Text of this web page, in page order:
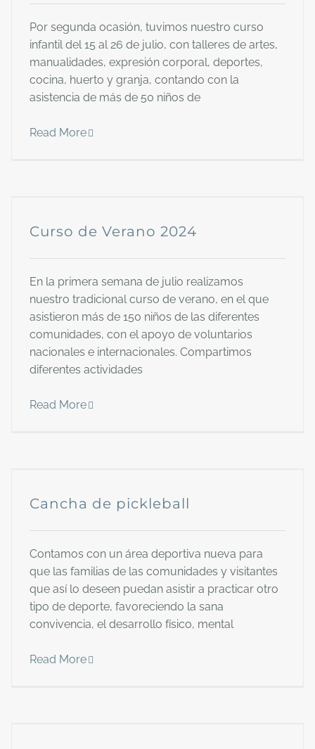
Por segunda ocasión, tuvimos nuestro curso
infantil del 15 al 26 de julio, con talleres de artes,
manualidades, expresión corporal, deportes,
cocina, huerto y granja, contando con la
asistencia de más de 50 niños de
Read More
Curso de Verano 2024
En la primera semana de julio realizamos
nuestro tradicional curso de verano, en el que
asistieron más de 150 niños de las diferentes
comunidades, con el apoyo de voluntarios
nacionales e internacionales. Compartimos
diferentes actividades
Read More
Cancha de pickleball
Contamos con un área deportiva nueva para
que las familias de las comunidades y visitantes
que así lo deseen puedan asistir a practicar otro
tipo de deporte, favoreciendo la sana
convivencia, el desarrollo físico, mental
Read More